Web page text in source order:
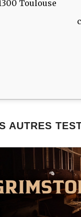
Toulouse
AUTRES